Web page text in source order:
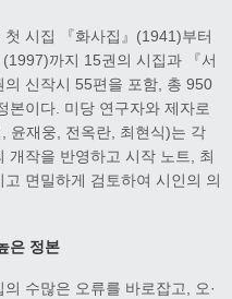
시집 『화사집』(1941)부터
까지 15권의 시집과 『서
신작시 55편을 포함, 총 950
본이다. 미당 연구자와 제자로
윤재웅, 전옥란, 최현식)는 각
개작을 반영하고 시작 노트, 최
면밀하게 검토하여 시인의 의
은 정본
수많은 오류를 바로잡고, 오·